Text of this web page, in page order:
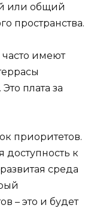
или общий
пространства.
имеют
плата за
приоритетов.
доступность к
среда
– это и будет